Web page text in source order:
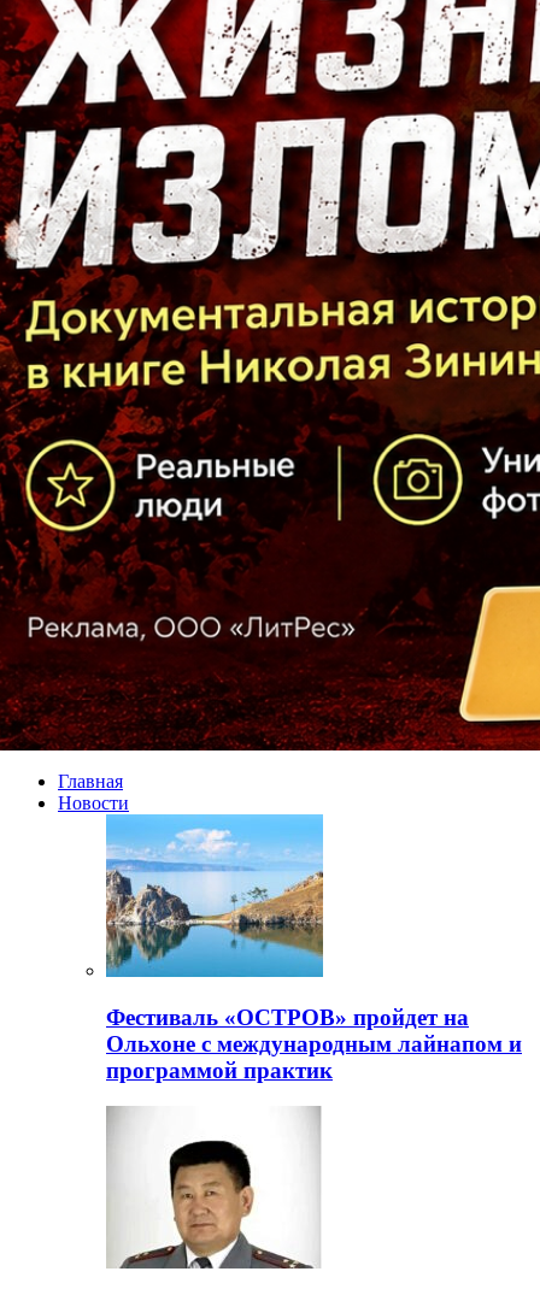
Главная
Новости
Фестиваль «ОСТРОВ» пройдет на
Ольхоне с международным лайнапом и
программой практик